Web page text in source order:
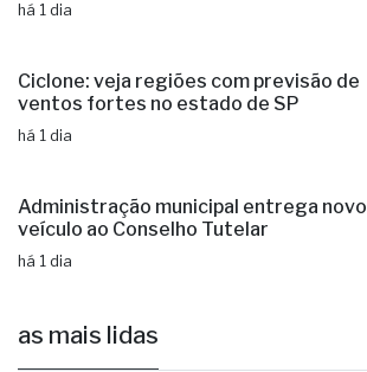
há 1 dia
Ciclone: veja regiões com previsão de
ventos fortes no estado de SP
há 1 dia
Administração municipal entrega novo
veículo ao Conselho Tutelar
há 1 dia
as mais lidas